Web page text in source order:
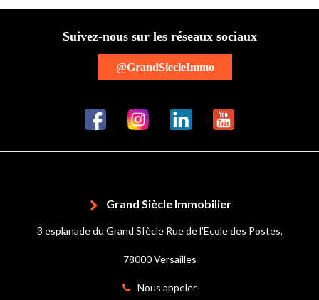
Suivez-nous sur les réseaux sociaux
@GrandSiecleImmo
Grand Siècle Immobilier
3 esplanade du Grand SIècle Rue de l'Ecole des Postes,
78000 Versailles
Nous appeler